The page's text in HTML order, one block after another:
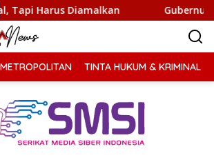
Gubernur Bobby
TINTA HUKUM & KRIMINAL